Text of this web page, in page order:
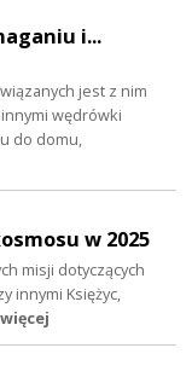
i...
jest z nim
wędrówki
do domu,
w 2025
misji dotyczących
innymi Księżyc,